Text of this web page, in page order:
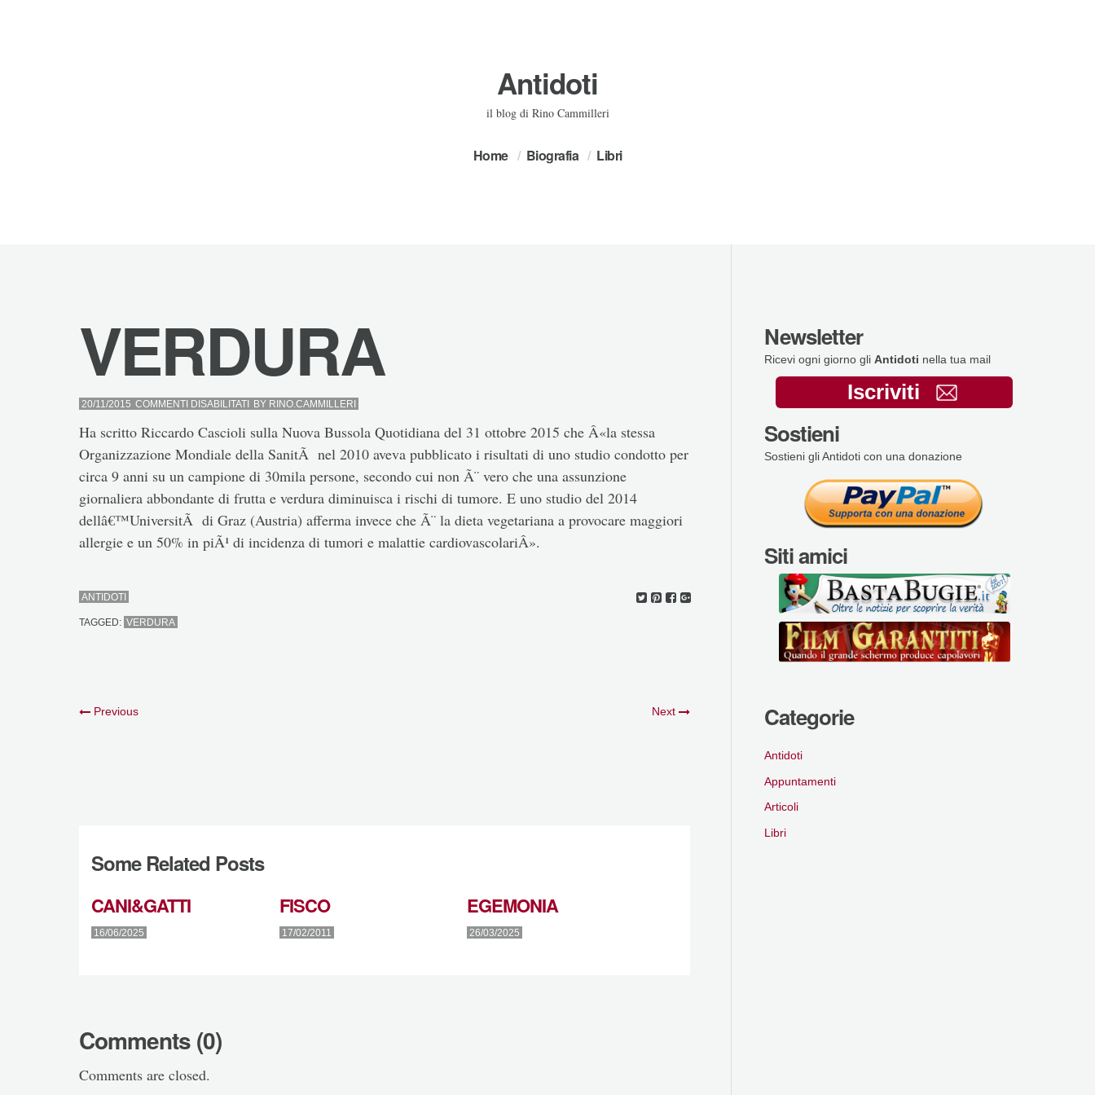
Antidoti
il blog di Rino Cammilleri
Home Biografia Libri
VERDURA
20/11/2015 COMMENTI DISABILITATISUBY RINO.CAMMILLERI
Ha scritto Riccardo Cascioli sulla Nuova Bussola Quotidiana del 31 ottobre 2015 che Â«la stessa
Organizzazione Mondiale della SanitÃ nel 2010 aveva pubblicato i risultati di uno studio condotto per
circa 9 anni su un campione di 30mila persone, secondo cui non Ã¨ vero che una assunzione
giornaliera abbondante di frutta e verdura diminuisca i rischi di tumore. E uno studio del 2014
dellâ€™UniversitÃ di Graz (Austria) afferma invece che Ã¨ la dieta vegetariana a provocare maggiori
allergie e un 50% in piÃ¹ di incidenza di tumori e malattie cardiovascolariÂ».
ANTIDOTI
TAGGED: VERDURA
Previous Next
Some Related Posts
CANI&GATTI
16/06/2025
FISCO
17/02/2011
EGEMONIA
26/03/2025
Comments (0)
Comments are closed.
Newsletter
Ricevi ogni giorno gli Antidoti nella tua mail
Iscriviti
Sostieni
Sostieni gli Antidoti con una donazione
Siti amici
Categorie
Antidoti
Appuntamenti
Articoli
Libri